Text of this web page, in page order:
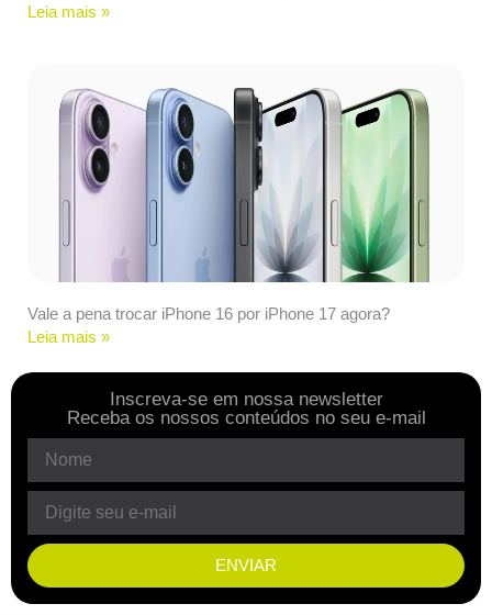
Leia mais »
Vale a pena trocar iPhone 16 por iPhone 17 agora?
Leia mais »
Inscreva-se em nossa newsletter
Receba os nossos conteúdos no seu e-mail
ENVIAR